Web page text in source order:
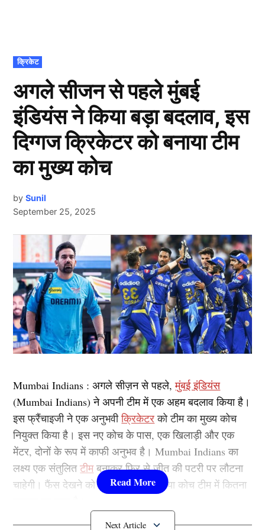
POSTED
IN
क्रिकेट
अगले सीजन से पहले मुंबई
इंडियंस ने किया बड़ा बदलाव, इस
दिग्गज क्रिकेटर को बनाया टीम
का मुख्य कोच
by Sunil
September 25, 2025
Mumbai Indians : अगले सीज़न से पहले,मुंबई इंडियंस
(Mumbai Indians) ने अपनी टीम में एक अहम बदलाव किया है।
इस फ्रैंचाइजी ने एक अनुभवीक्रिकेटरको टीम का मुख्य कोच
नियुक्त किया है। इस नए कोच के पास, एक खिलाड़ी और एक
मेंटर, दोनों के रूप में काफी अनुभव है। Mumbai Indians का
लक्ष्य एक संतुलितटीमबनाकर फिर से जीत की पटरी पर लौटना
चाहेगी। फैंस देखने को उत्सुक हैं कि यह नया कोच टीम में कितना